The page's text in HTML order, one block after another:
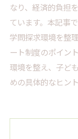
なり、経済的負担
ています。本記事
学問探求環境を整
ート制度のポイン
環境を整え、子ど
めの具体的なヒン